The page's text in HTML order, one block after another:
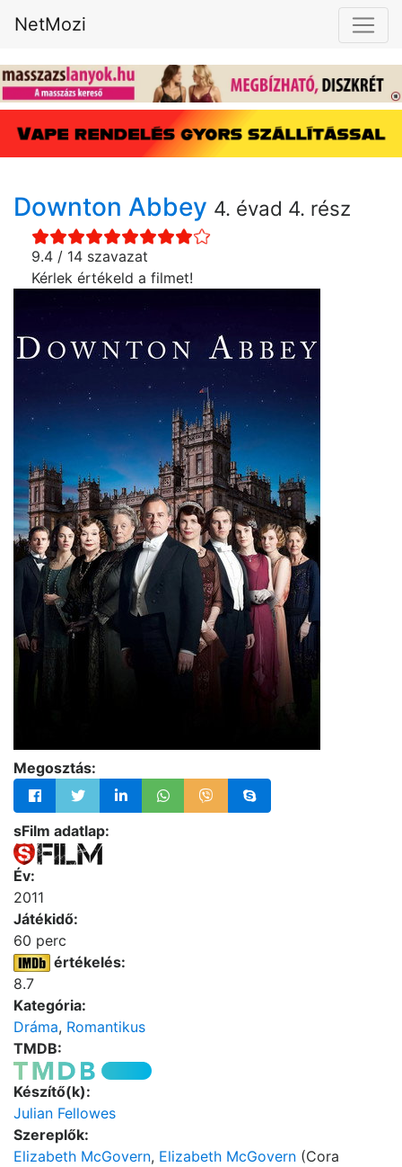
NetMozi
Downton Abbey 4. évad 4. rész
9.4 / 14 szavazat
Kérlek értékeld a filmet!
Megosztás:
sFilm adatlap:
Év:
2011
Játékidő:
60 perc
értékelés:
8.7
Kategória:
Dráma, Romantikus
TMDB:
Készítő(k):
Julian Fellowes
Szereplők:
Elizabeth McGovern, Elizabeth McGovern (Cora